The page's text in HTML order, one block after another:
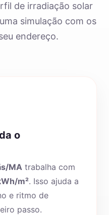
de irradiação solar
simulação com os
endereço.
o
MA trabalha com
m². Isso ajuda a
e ritmo de
passo.